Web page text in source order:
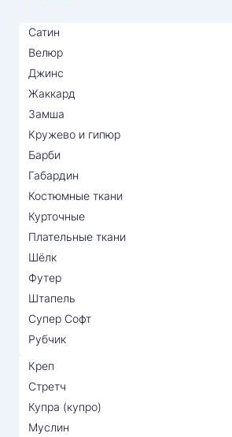
Сатин
Велюр
Джинс
Жаккард
Замша
Кружево и гипюр
Барби
Габардин
Костюмные ткани
Курточные
Плательные ткани
Шёлк
Футер
Штапель
Супер Софт
Рубчик
Креп
Стретч
Купра (купро)
Муслин